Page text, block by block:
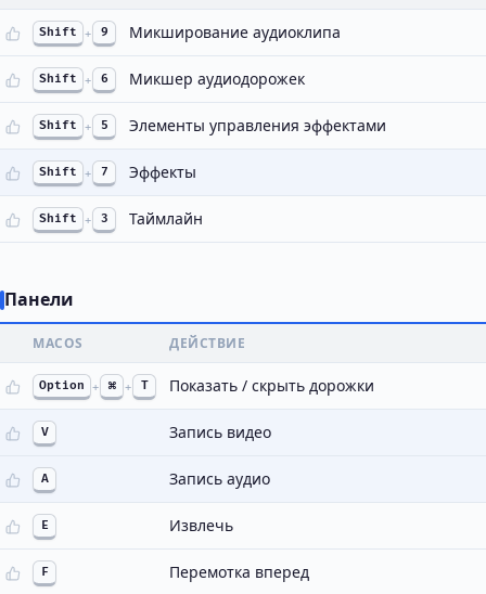
Shift + 9 Микширование аудиоклипа
Shift + 6 Микшер аудиодорожек
Shift + 5 Элементы управления эффектами
Shift + 7 Эффекты
Shift + 3 Таймлайн
Панели
MACOS ДЕЙСТВИЕ
Option + ⌘ + T Показать / скрыть дорожки
V Запись видео
A Запись аудио
E Извлечь
F Перемотка вперед